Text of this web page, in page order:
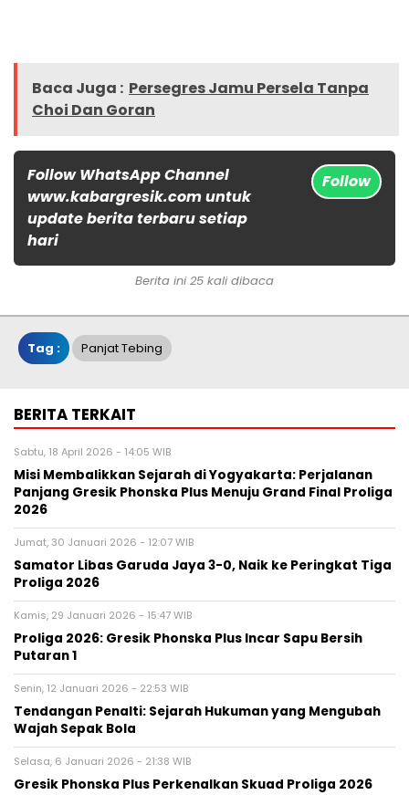
Baca Juga : Persegres Jamu Persela Tanpa
Choi Dan Goran
Follow WhatsApp Channel
www.kabargresik.com untuk
update berita terbaru setiap
hari
Follow
Berita ini 25 kali dibaca
Tag : Panjat Tebing
BERITA TERKAIT
Sabtu, 18 April 2026 - 14:05 WIB
Misi Membalikkan Sejarah di Yogyakarta: Perjalanan
Panjang Gresik Phonska Plus Menuju Grand Final Proliga
2026
Jumat, 30 Januari 2026 - 12:07 WIB
Samator Libas Garuda Jaya 3-0, Naik ke Peringkat Tiga
Proliga 2026
Kamis, 29 Januari 2026 - 15:47 WIB
Proliga 2026: Gresik Phonska Plus Incar Sapu Bersih
Putaran 1
Senin, 12 Januari 2026 - 22:53 WIB
Tendangan Penalti: Sejarah Hukuman yang Mengubah
Wajah Sepak Bola
Selasa, 6 Januari 2026 - 21:38 WIB
Gresik Phonska Plus Perkenalkan Skuad Proliga 2026